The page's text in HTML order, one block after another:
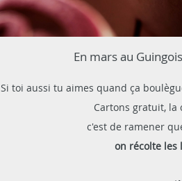
En mars au
Si toi aussi tu aimes quand ça
Cartons gratuit,
c'est de ramener
on récolte les